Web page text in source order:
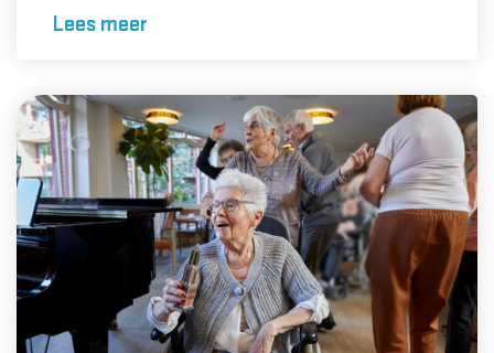
Lees meer